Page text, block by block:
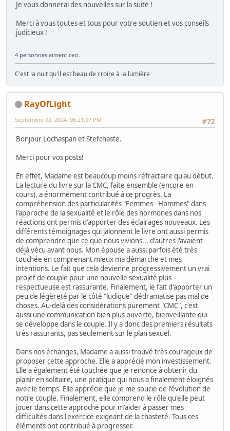
Je vous donnerai des nouvelles sur la suite !
Merci à vous toutes et tous pour votre soutien et vos conseils
judicieux !
4 personnes aiment ceci.
C'est la nuit qu'il est beau de croire à la lumière
RayOfLight
#72
Septembre 02, 2024, 06:21:07 PM
Bonjour Lochaspan et Stefchaste.
Merci pour vos posts!
En effet, Madame est beaucoup moins réfractaire qu'au début.
La lecture du livre sur la CMC, faite ensemble (encore en
cours), a énormément contribué à ce progrès. La
compréhension des particularités "Femmes - Hommes" dans
l'approche de la sexualité et le rôle des hormones dans nos
réactions ont permis d'apporter des éclairages nouveaux. Les
différents témoignages qui jalonnent le livre ont aussi permis
de comprendre que ce que nous vivions... d'autres l'avaient
déjà vécu avant nous. Mon épouse a aussi parfois été très
touchée en comprenant mieux ma démarche et mes
intentions. Le fait que cela devienne progressivement un vrai
projet de couple pour une nouvelle sexualité plus
respectueuse est rassurante. Finalement, le fait d'apporter un
peu de légèreté par le côté "ludique" dédramatise pas mal de
choses. Au-delà des considérations purement "CMC", c'est
aussi une communication bien plus ouverte, bienveillante qui
se développe dans le couple. Il y a donc des premiers résultats
très rassurants, pas seulement sur le plan sexuel.
Dans nos échanges, Madame a aussi trouvé très courageux de
proposer cette approche. Elle a apprécié mon investissement.
Elle a également été touchée que je renonce à obtenir du
plaisir en solitaire, une pratique qui nous a finalement éloignés
avec le temps. Elle apprécie que je me soucie de l'évolution de
notre couple. Finalement, elle comprend le rôle qu'elle peut
jouer dans cette approche pour m'aider à passer mes
difficultés dans l'exercice exigeant de la chasteté. Tous ces
éléments ont contribué à progresser.